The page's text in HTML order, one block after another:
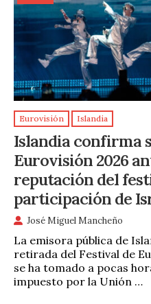
Eurovisión Islandia
Islandia confirma
Eurovisión 2026
reputación del
participación de
José Miguel Mancheño
La emisora pública de
retirada del Festival de
se ha tomado a pocas
impuesto por la Unión …